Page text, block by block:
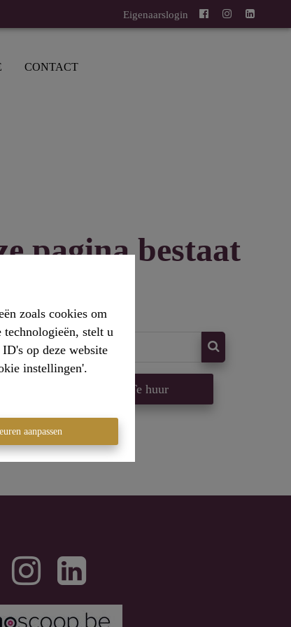
zoals cookies om
technologieën, stelt u
op deze website
instellingen'.
aanpassen
Eigenaarslogin
CONTACT
pagina bestaat
Te huur